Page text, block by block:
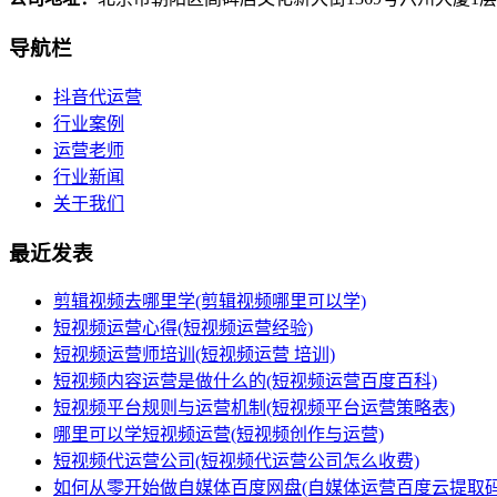
导航栏
抖音代运营
行业案例
运营老师
行业新闻
关于我们
最近发表
剪辑视频去哪里学(剪辑视频哪里可以学)
短视频运营心得(短视频运营经验)
短视频运营师培训(短视频运营 培训)
短视频内容运营是做什么的(短视频运营百度百科)
短视频平台规则与运营机制(短视频平台运营策略表)
哪里可以学短视频运营(短视频创作与运营)
短视频代运营公司(短视频代运营公司怎么收费)
如何从零开始做自媒体百度网盘(自媒体运营百度云提取